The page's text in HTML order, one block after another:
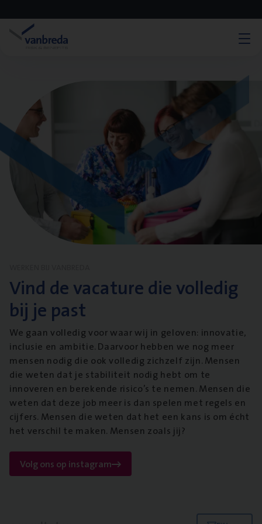
Vind de vacature die volledig
bij je past
We gaan volledig voor waar wij in geloven: innovatie,
inclusie en ambitie. Daarvoor hebben we nog meer
mensen nodig die ook volledig zichzelf zijn. Mensen
die weten dat je stabiliteit nodig hebt om te
innoveren en berekende risico’s te nemen. Mensen die
weten dat deze job meer is dan spelen met regels en
cijfers. Mensen die weten dat het een kans is om écht
het verschil te maken. Mensen zoals jij?
Volg ons op instagram